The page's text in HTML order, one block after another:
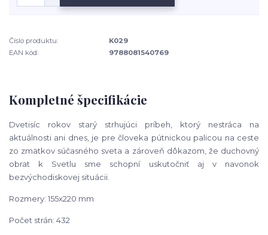
Číslo produktu:
K029
EAN kód:
9788081540769
Kompletné špecifikácie
Dvetisíc rokov starý strhujúci príbeh, ktorý nestráca na
aktuálnosti ani dnes, je prečloveka pútnickou palicou na ceste
zo zmätkov súčasného sveta a zároveň dôkazom, že duchovný
obrat k Svetlu sme schopní uskutočniť aj v navonok
bezvýchodiskovej situácii.
Rozmery: 155x220 mm
Počet strán: 432